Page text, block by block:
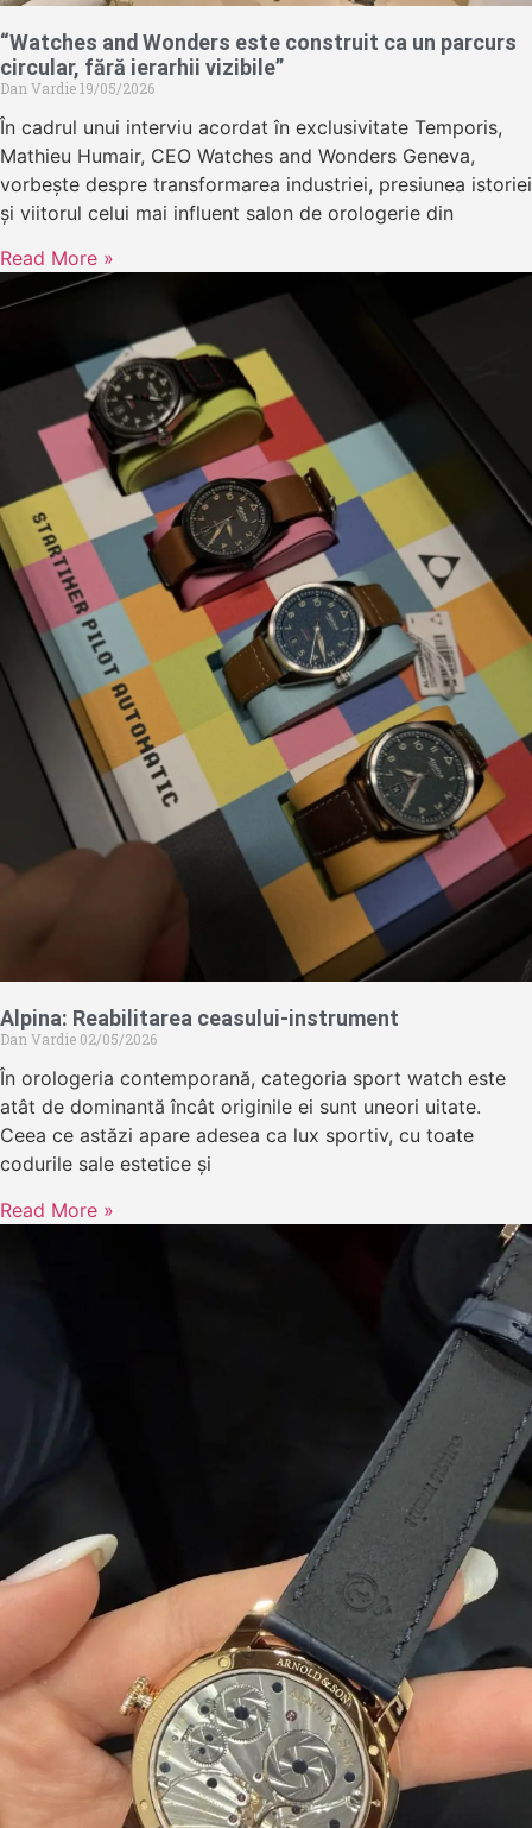
“Watches and Wonders este construit ca un parcurs
circular, fără ierarhii vizibile”
Dan Vardie19/05/2026
În cadrul unui interviu acordat în exclusivitate Temporis,
Mathieu Humair, CEO Watches and Wonders Geneva,
vorbește despre transformarea industriei, presiunea istoriei
și viitorul celui mai influent salon de orologerie din
Read More »
Alpina: Reabilitarea ceasului-instrument
Dan Vardie 02/05/2026
În orologeria contemporană, categoria sport watch este
atât de dominantă încât originile ei sunt uneori uitate.
Ceea ce astăzi apare adesea ca lux sportiv, cu toate
codurile sale estetice și
Read More »